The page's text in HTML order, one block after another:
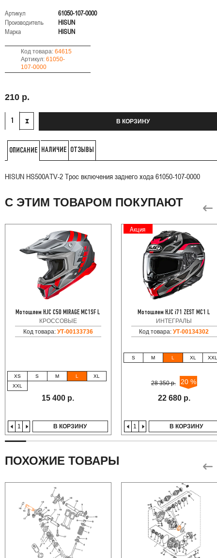
Артикул
61050-107-0000
Производитель
HISUN
Марка
HISUN
Код товара:64615
Артикул:61050-
107-0000
210 р.
В КОРЗИНУ
ОПИСАНИЕ НАЛИЧИЕ ОТЗЫВЫ
HISUN HS500ATV-2 Трос включения заднего хода 61050-107-0000
С ЭТИМ ТОВАРОМ ПОКУПАЮТ
Мотошлем HJC C50 MIRAGE MC1SF L
КРОССОВЫЕ
Код товара: УТ-00133736
XS S M L
XL
XXL
15 400 р.
В КОРЗИНУ
Акция
Мотошлем HJC i71 ZEST MC1 L
ИНТЕГРАЛЫ
Код товара:УТ-00134302
S M L XL XXL
28 350 р. 20 %
22 680 р.
В КОРЗИНУ
ПОХОЖИЕ ТОВАРЫ